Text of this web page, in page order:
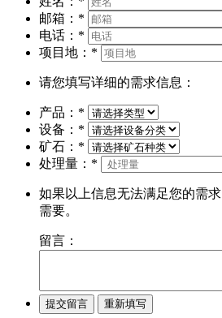
邮箱： *
电话： *
项目地： *
请您填写详细的需求信息：
产品： *
设备： *
矿石： *
处理量： *
如果以上信息无法满足您的需
需要。
留言：